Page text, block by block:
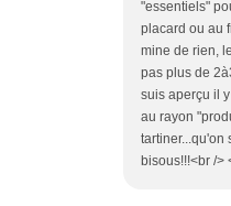
"essentiels"
placard ou au
mine de rien,
pas plus de
suis aperçu il
au rayon
tartiner...qu'on
bisous!!!<br />